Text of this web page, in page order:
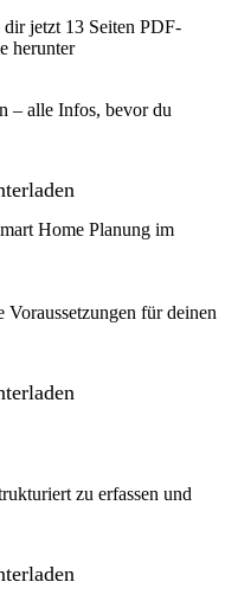
– alle Infos, bevor du
für deinen
zu erfassen und